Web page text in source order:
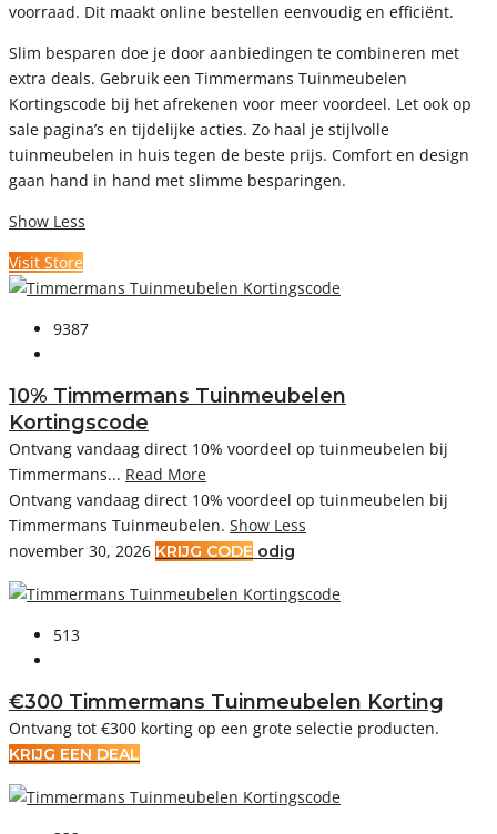
voorraad. Dit maakt online bestellen eenvoudig en efficiënt.
Slim besparen doe je door aanbiedingen te combineren met
extra deals. Gebruik een Timmermans Tuinmeubelen
Kortingscode bij het afrekenen voor meer voordeel. Let ook op
sale pagina’s en tijdelijke acties. Zo haal je stijlvolle
tuinmeubelen in huis tegen de beste prijs. Comfort en design
gaan hand in hand met slimme besparingen.
Show Less
Visit Store
9387
10% Timmermans Tuinmeubelen
Kortingscode
Ontvang vandaag direct 10% voordeel op tuinmeubelen bij
Timmermans... Read More
Ontvang vandaag direct 10% voordeel op tuinmeubelen bij
Timmermans Tuinmeubelen. Show Less
november 30, 2026 KRIJG CODE odig
513
€300 Timmermans Tuinmeubelen Korting
Ontvang tot €300 korting op een grote selectie producten.
KRIJG EEN DEAL